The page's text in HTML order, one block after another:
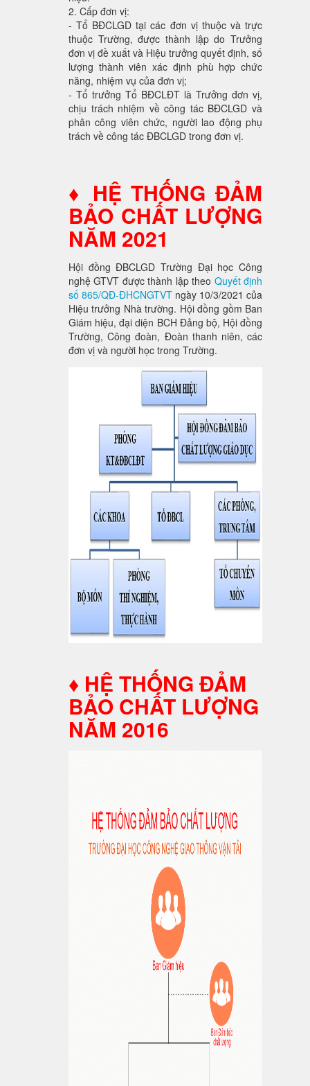
2. Cấp đơn vị:
- Tổ BĐCLGD tại các đơn vị thuộc và trực
thuộc Trường, được thành lập do Trưởng
đơn vị đề xuất và Hiệu trưởng quyết định, số
lượng thành viên xác định phù hợp chức
năng, nhiệm vụ của đơn vị;
- Tổ trưởng Tổ BĐCLĐT là Trưởng đơn vị,
chịu trách nhiệm về công tác BĐCLGD và
phân công viên chức, người lao động phụ
trách về công tác ĐBCLGD trong đơn vị.
♦ HỆ THỐNG ĐẢM
BẢO CHẤT LƯỢNG
NĂM 2021
Hội đồng ĐBCLGD Trường Đại học Công
nghệ GTVT được thành lập theo Quyết định
số 865/QĐ-ĐHCNGTVT ngày 10/3/2021 của
Hiệu trưởng Nhà trường. Hội đồng gồm Ban
Giám hiệu, đại diện BCH Đảng bộ, Hội đồng
Trường, Công đoàn, Đoàn thanh niên, các
đơn vị và người học trong Trường.
♦ HỆ THỐNG ĐẢM
BẢO CHẤT LƯỢNG
NĂM 2016